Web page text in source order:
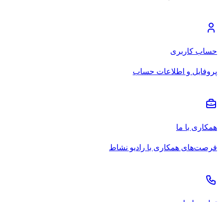
حساب کاربری
پروفایل و اطلاعات حساب
همکاری با ما
فرصت‌های همکاری با رادیو نشاط